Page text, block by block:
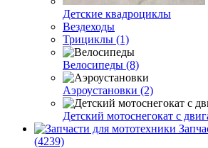
Детские квадроциклы
Вездеходы
Трициклы (1)
Велосипеды (8)
Аэроустановки (2)
Детский мотоснегокат с
(4239)